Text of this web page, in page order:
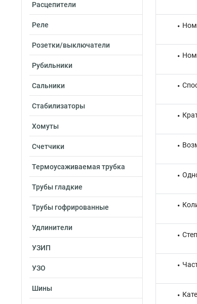
Расцепители
Реле
Розетки/выключатели
Рубильники
Сальники
Стабилизаторы
Хомуты
Счетчики
Термоусаживаемая трубка
Трубы гладкие
Трубы гофрированные
Удлинители
УЗИП
УЗО
Шины